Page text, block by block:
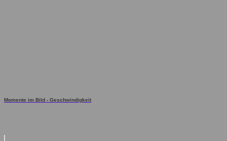
Momente im Bild - Geschwindigkeit